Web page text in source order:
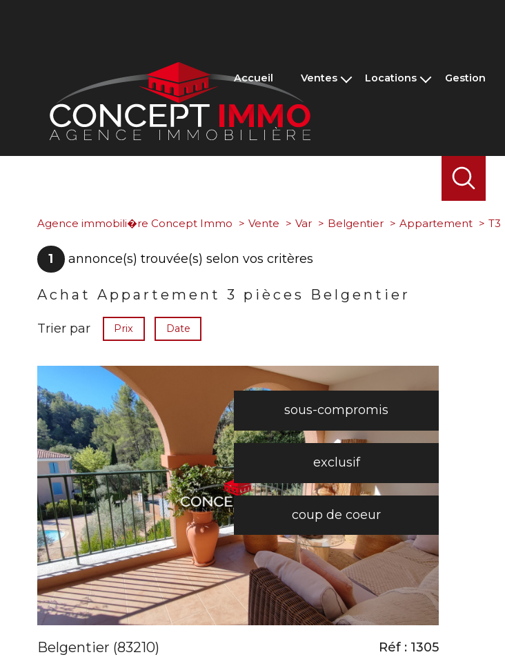
Accueil Ventes
Maisons & villas
Appartements
Locations Gestion
Agence immobili�re Concept Immo Vente Var Belgentier Appartement T3
1 annonce(s) trouvée(s) selon vos critères
Achat Appartement 3 pièces Belgentier
Trier par Prix Date
sous-compromis
exclusif
coup de coeur
voir le
bien
Belgentier (83210)
Réf : 1305